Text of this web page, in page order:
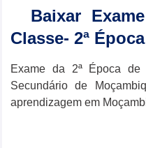
Baixar
Classe- 2ª
Exame da 2ª Época de
Secundário de
aprendizagem em